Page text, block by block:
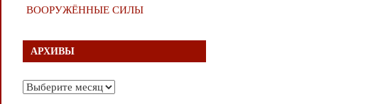
ВООРУЖЁННЫЕ СИЛЫ
АРХИВЫ
Архивы